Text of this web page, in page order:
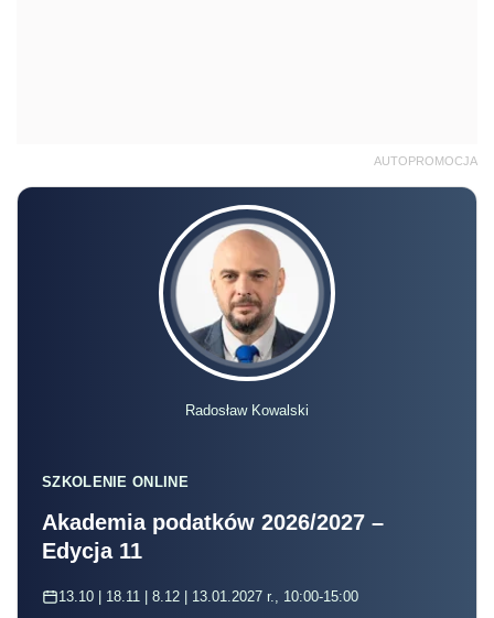
AUTOPROMOCJA
Radosław Kowalski
SZKOLENIE ONLINE
Akademia podatków 2026/2027 –
Edycja 11
13.10 | 18.11 | 8.12 | 13.01.2027 r., 10:00-15:00